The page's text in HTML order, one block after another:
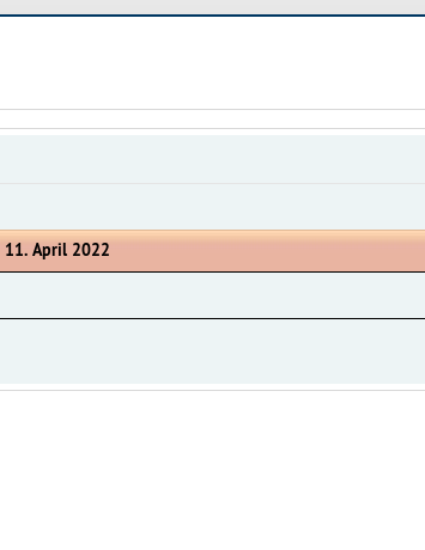
April 2022